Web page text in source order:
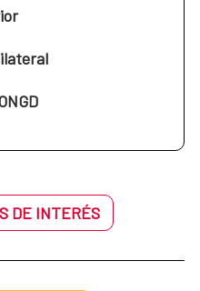
Española:
Española:
Española: Níger
DE INTERÉS